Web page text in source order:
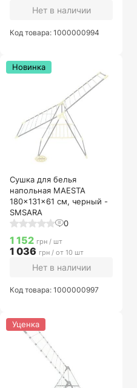
Нет в наличии
Код товара: 1000000994
Сушка для белья
напольная MAESTA
180x131x61 см, черный -
SMSARA
0
Новинка
1 152 грн / шт
1 036 грн / от 10 шт
Нет в наличии
Код товара: 1000000997
Уценка